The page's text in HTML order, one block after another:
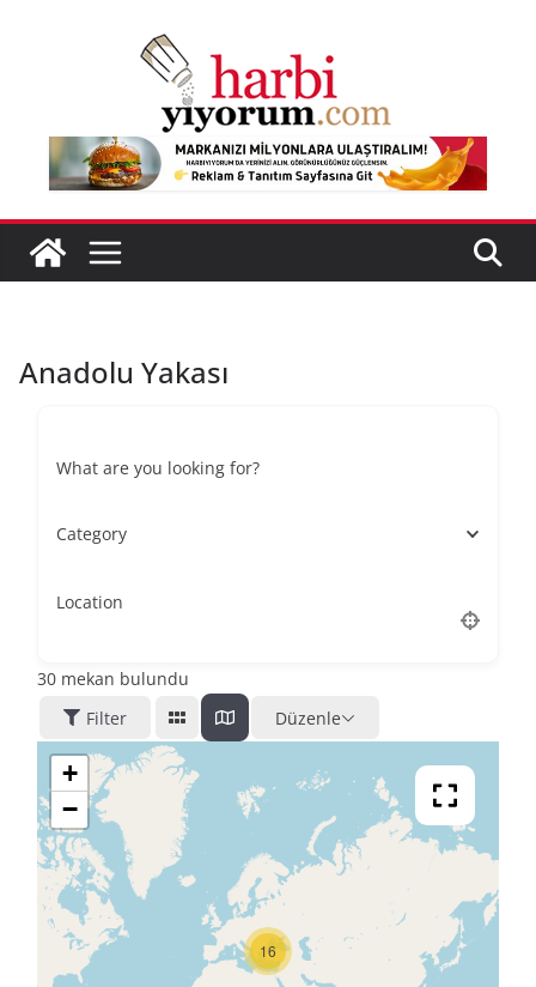
Anadolu Yakası
What are you looking for?
Category
Location
30 mekan bulundu
Filter
Düzenle
16
+
−